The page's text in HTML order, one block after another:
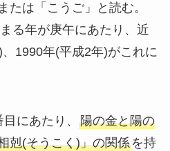
たは「こうご」と読む。
る年が庚午にあたり、近
1990年(平成2年)がこれに
にあたり、 陽の金と陽の
剋(そうこく)」の関係を持